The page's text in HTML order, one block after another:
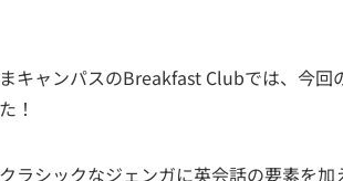
キャンパスのBreakfast Clubでは、今
！
ラシックなジェンガに英会話の要素を加